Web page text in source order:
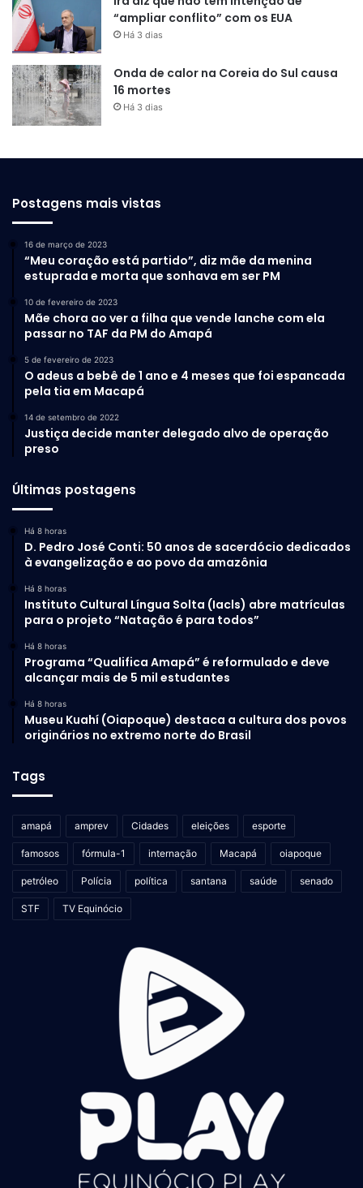
“ampliar conflito” com os EUA
Há 3 dias
Onda de calor na Coreia do Sul causa
16 mortes
Há 3 dias
Postagens mais vistas
16 de março de 2023
“Meu coração está partido”, diz mãe da menina
estuprada e morta que sonhava em ser PM
10 de fevereiro de 2023
Mãe chora ao ver a filha que vende lanche com ela
passar no TAF da PM do Amapá
5 de fevereiro de 2023
O adeus a bebê de 1 ano e 4 meses que foi espancada
pela tia em Macapá
14 de setembro de 2022
Justiça decide manter delegado alvo de operação
preso
Últimas postagens
Há 8 horas
D. Pedro José Conti: 50 anos de sacerdócio dedicados
à evangelização e ao povo da amazônia
Há 8 horas
Instituto Cultural Língua Solta (Iacls) abre matrículas
para o projeto “Natação é para todos”
Há 8 horas
Programa “Qualifica Amapá” é reformulado e deve
alcançar mais de 5 mil estudantes
Há 8 horas
Museu Kuahí (Oiapoque) destaca a cultura dos povos
originários no extremo norte do Brasil
Tags
amapá amprev Cidades eleições esporte
famosos fórmula-1 internação Macapá oiapoque
petróleo Polícia política santana saúde senado
STF TV Equinócio